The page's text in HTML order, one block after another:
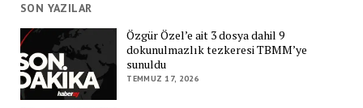
SON YAZILAR
Özgür Özel’e ait 3 dosya dahil 9
dokunulmazlık tezkeresi TBMM’ye
sunuldu
TEMMUZ 17, 2026